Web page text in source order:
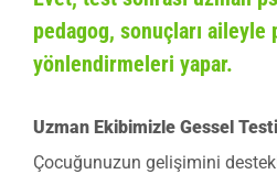
pedagog, sonuçları
yönlendirmeleri yapar.
Uzman Ekibimizle Gessel
Çocuğunuzun gelişimini